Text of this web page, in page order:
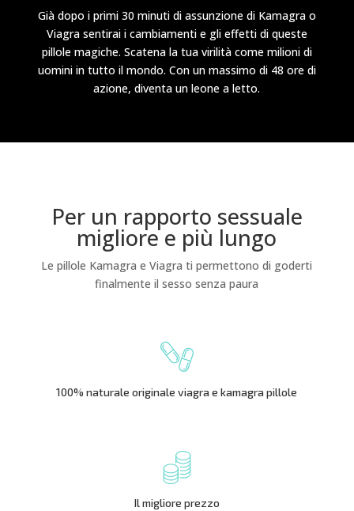
Già dopo i primi 30 minuti di assunzione di Kamagra o
Viagra sentirai i cambiamenti e gli effetti di queste
pillole magiche. Scatena la tua virilità come milioni di
uomini in tutto il mondo. Con un massimo di 48 ore di
azione, diventa un leone a letto.
Per un rapporto sessuale
migliore e più lungo
Le pillole Kamagra e Viagra ti permettono di goderti
finalmente il sesso senza paura
100% naturale originale viagra e kamagra pillole
Il migliore prezzo